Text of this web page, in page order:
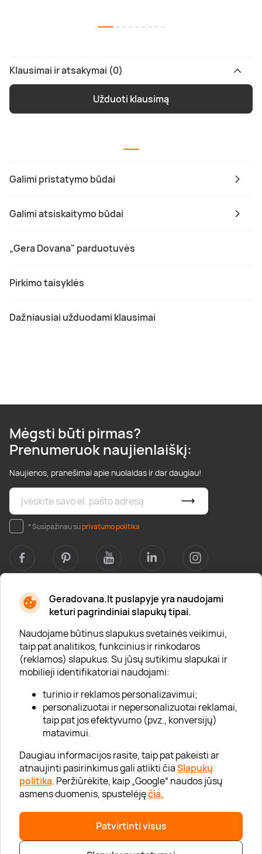
Geradovana.lt puslapyje yra naudojami
keturi pagrindiniai slapukų tipai.
Naudojame būtinus slapukus svetainės veikimui,
taip pat analitikos, funkcinius ir rinkodaros
(reklamos) slapukus. Su jūsų sutikimu slapukai ir
mobilieji identifikatoriai naudojami:
turinio ir reklamos personalizavimui;
personalizuotai ir nepersonalizuotai reklamai,
taip pat jos efektyvumo (pvz., konversijų)
matavimui.
Daugiau informacijos rasite, taip pat pakeisti ar
atnaujinti pasirinkimus gali atlikti čiaSlapukų
politika. Peržiūrėkite, kaip „Google“ naudos jūsų
asmens duomenis, spustelėjęčia.
Patvirtinti visus
Galimi pristatymo būdai
Galimi atsiskaitymo būdai
„Gera Dovana" parduotuvės
Pirkimo taisyklės
Dažniausiai užduodami klausimai
Klausimai ir atsakymai (0)
Užduoti klausimą
Mėgsti būti pirmas?
Prenumeruok naujienlaiškį:
Naujienos, pranešimai apie nuolaidas ir dar daugiau!
* Susipažinau suprivatumo politika
Apie mus
Apie „Gera Dovana“
Lojalumo klubas
Karjera
Visi partneriai
Kontaktai
Tinklaraštis
Informacija